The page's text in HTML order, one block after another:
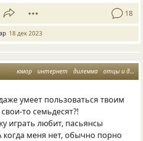
18
18 дек 2023
юмор интернет дилемма отцы и дети
умеет пользоваться твоим
то семьдесят?!
играть любит, пасьянсы
когда меня нет, обычно порно